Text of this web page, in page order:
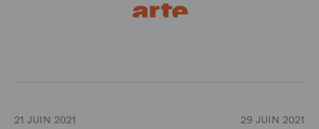
21 JUIN 2021 29 JUIN 2021